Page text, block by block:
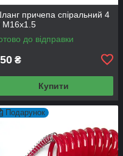
причепа спіральний 4
М16x1.5
до відправки
₴
Купити
Подарунок